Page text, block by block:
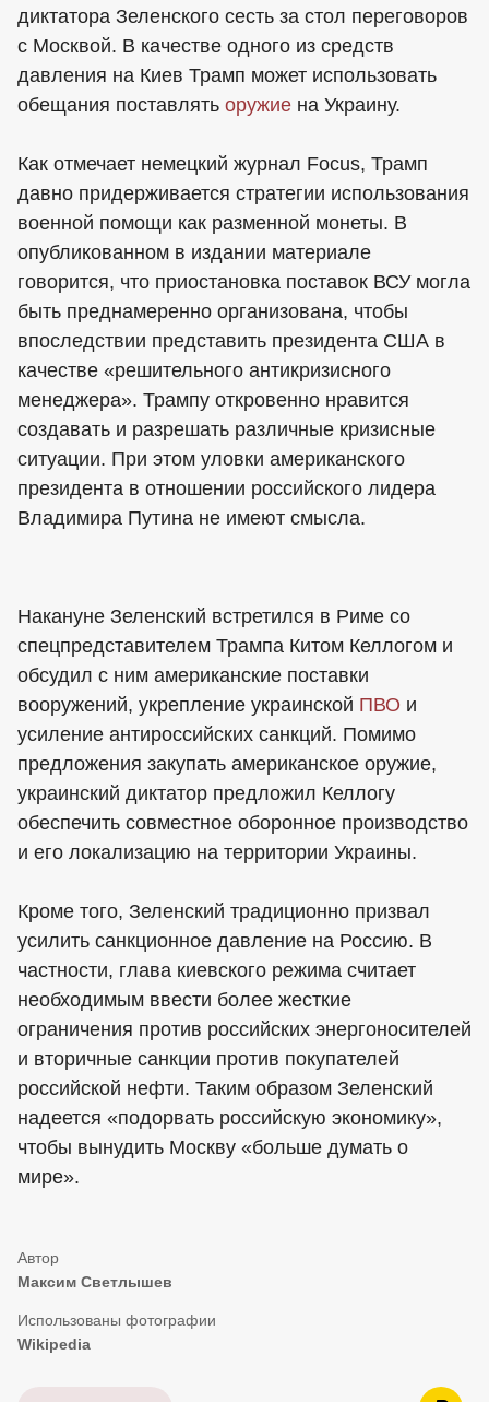
диктатора Зеленского сесть за стол переговоров
с Москвой. В качестве одного из средств
давления на Киев Трамп может использовать
обещания поставлять оружие на Украину.
Как отмечает немецкий журнал Focus, Трамп
давно придерживается стратегии использования
военной помощи как разменной монеты. В
опубликованном в издании материале
говорится, что приостановка поставок ВСУ могла
быть преднамеренно организована, чтобы
впоследствии представить президента США в
качестве «решительного антикризисного
менеджера». Трампу откровенно нравится
создавать и разрешать различные кризисные
ситуации. При этом уловки американского
президента в отношении российского лидера
Владимира Путина не имеют смысла.
Накануне Зеленский встретился в Риме со
спецпредставителем Трампа Китом Келлогом и
обсудил с ним американские поставки
вооружений, укрепление украинской ПВО и
усиление антироссийских санкций. Помимо
предложения закупать американское оружие,
украинский диктатор предложил Келлогу
обеспечить совместное оборонное производство
и его локализацию на территории Украины.
Кроме того, Зеленский традиционно призвал
усилить санкционное давление на Россию. В
частности, глава киевского режима считает
необходимым ввести более жесткие
ограничения против российских энергоносителей
и вторичные санкции против покупателей
российской нефти. Таким образом Зеленский
надеется «подорвать российскую экономику»,
чтобы вынудить Москву «больше думать о
мире».
Максим Светлышев
Wikipedia